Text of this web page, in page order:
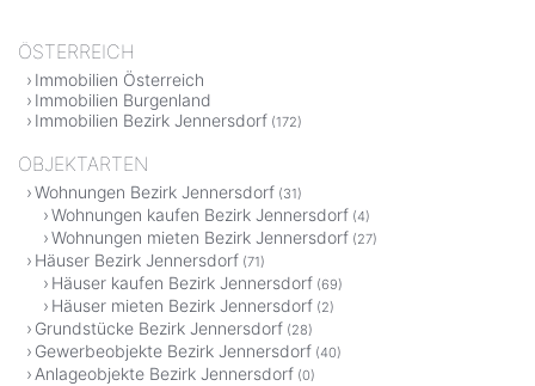
ÖSTERREICH
Immobilien Österreich
Immobilien Burgenland
Immobilien Bezirk Jennersdorf (172)
OBJEKTARTEN
Wohnungen Bezirk Jennersdorf (31)
Wohnungen kaufen Bezirk Jennersdorf (4)
Wohnungen mieten Bezirk Jennersdorf (27)
Häuser Bezirk Jennersdorf (71)
Häuser kaufen Bezirk Jennersdorf (69)
Häuser mieten Bezirk Jennersdorf (2)
Grundstücke Bezirk Jennersdorf (28)
Gewerbeobjekte Bezirk Jennersdorf (40)
Anlageobjekte Bezirk Jennersdorf (0)